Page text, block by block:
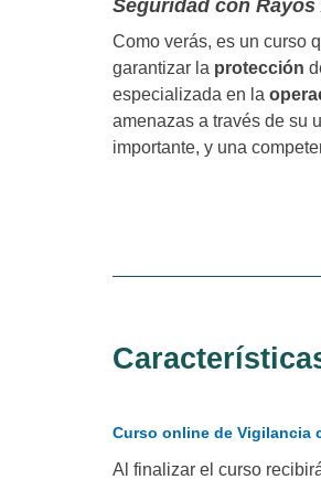
Seguridad con Rayos
Como verás, es un curso
garantizar la protección
especializada en la
amenazas a través de su
importante, y una
Curso online de Vigilancia
Al finalizar el curso